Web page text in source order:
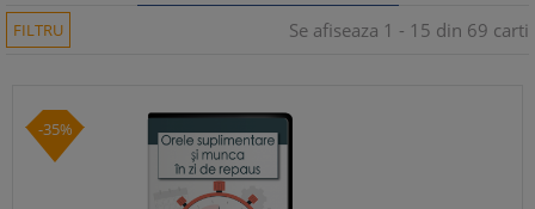
FILTRU Se afiseaza 1 - 15 din 69 carti
-35%